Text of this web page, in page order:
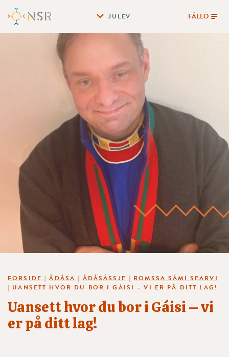
JULEV FÁLLO
FORSIDE |ÅDÅSA | ÅDÅSÁSSJE | ROMSSA SÁMI SEARVI
| UANSETT HVOR DU BOR I GÁISI – VI ER PÅ DITT LAG!
Uansett hvor du bor i Gáisi – vi
er på ditt lag!